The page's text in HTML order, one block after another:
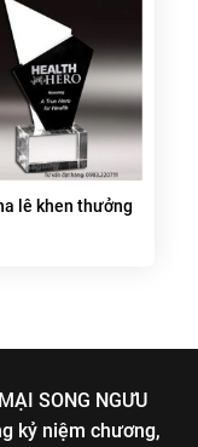
lê khen thưởng
SONG NGƯU
kỷ niệm chương,